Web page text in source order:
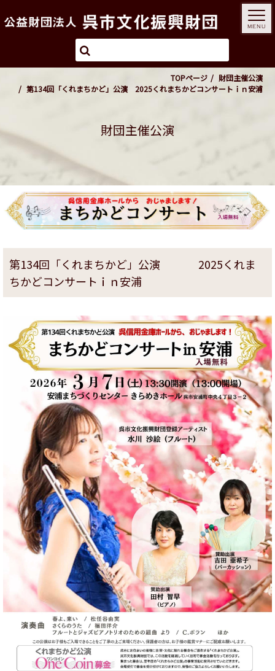
TOPページ
財団主催公演
第134回「くれまちかど」公演 2025くれまちかどコンサートｉｎ安浦
財団主催公演
第134回「くれまちかど」公演 2025くれま
ちかどコンサートｉｎ安浦
MENU